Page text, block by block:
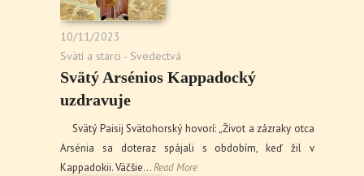
10/11/2023
Svätí a starci - Svedectvá
Svätý Arsénios Kappadocký
uzdravuje
Svätý Paisij Svätohorský hovorí: „Život a zázraky otca
Arsénia sa doteraz spájali s obdobím, keď žil v
Kappadokii. Väčšie…Read More